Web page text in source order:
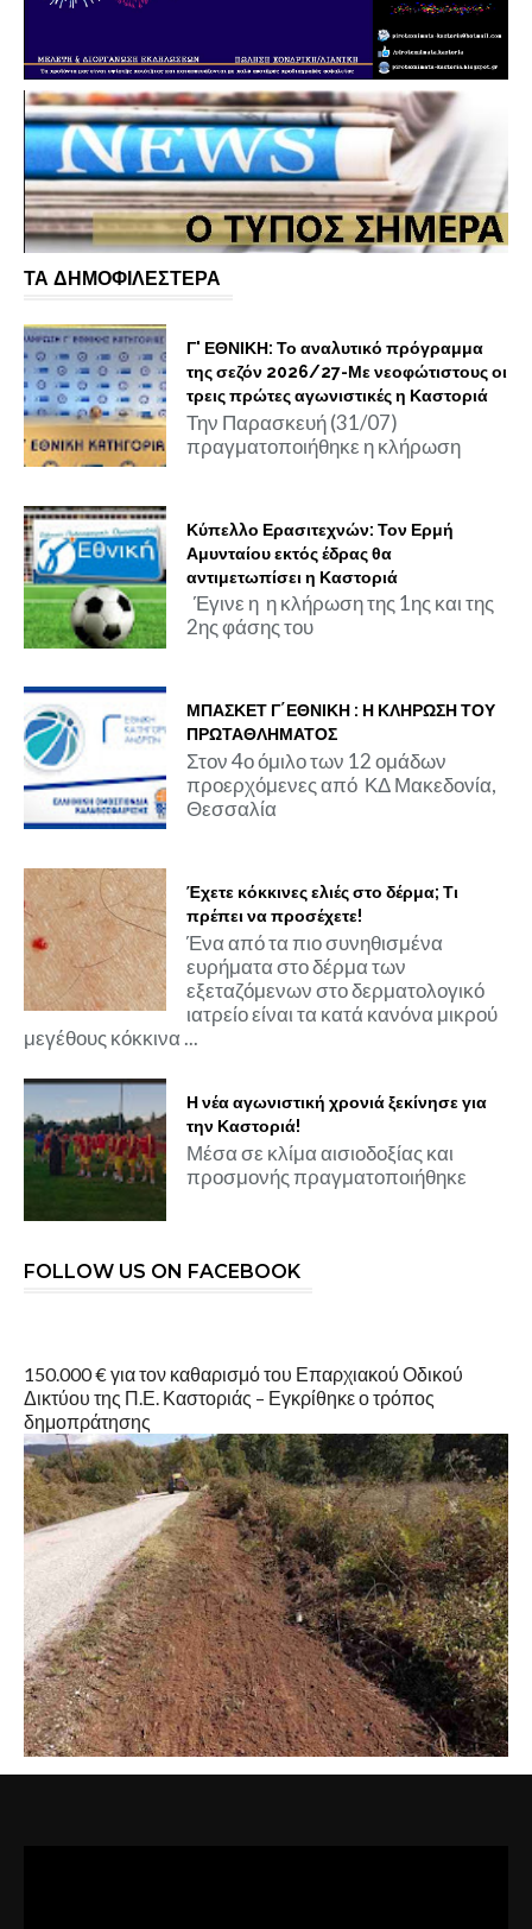
ΤΑ ΔΗΜΟΦΙΛΕΣΤΕΡΑ
Γ' ΕΘΝΙΚΗ: Το αναλυτικό πρόγραμμα
της σεζόν 2026/27-Με νεοφώτιστους οι
τρεις πρώτες αγωνιστικές η Καστοριά
Την Παρασκευή (31/07)
πραγματοποιήθηκε η κλήρωση
Κύπελλο Ερασιτεχνών: Τον Ερμή
Αμυνταίου εκτός έδρας θα
αντιμετωπίσει η Καστοριά
Έγινε η η κλήρωση της 1ης και της
2ης φάσης του
ΜΠΑΣΚΕΤ Γ΄ΕΘΝΙΚΗ : Η ΚΛΗΡΩΣΗ ΤΟΥ
ΠΡΩΤΑΘΛΗΜΑΤΟΣ
Στον 4ο όμιλο των 12 ομάδων
προερχόμενες από ΚΔ Μακεδονία,
Θεσσαλία
Έχετε κόκκινες ελιές στο δέρμα; Τι
πρέπει να προσέχετε!
Ένα από τα πιο συνηθισμένα
ευρήματα στο δέρμα των
εξεταζόμενων στο δερματολογικό
ιατρείο είναι τα κατά κανόνα μικρού
μεγέθους κόκκινα ...
Η νέα αγωνιστική χρονιά ξεκίνησε για
την Καστοριά!
Μέσα σε κλίμα αισιοδοξίας και
προσμονής πραγματοποιήθηκε
FOLLOW US ON FACEBOOK
150.000 € για τον καθαρισμό του Επαρχιακού Οδικού
Δικτύου της Π.Ε. Καστοριάς – Εγκρίθηκε ο τρόπος
δημοπράτησης